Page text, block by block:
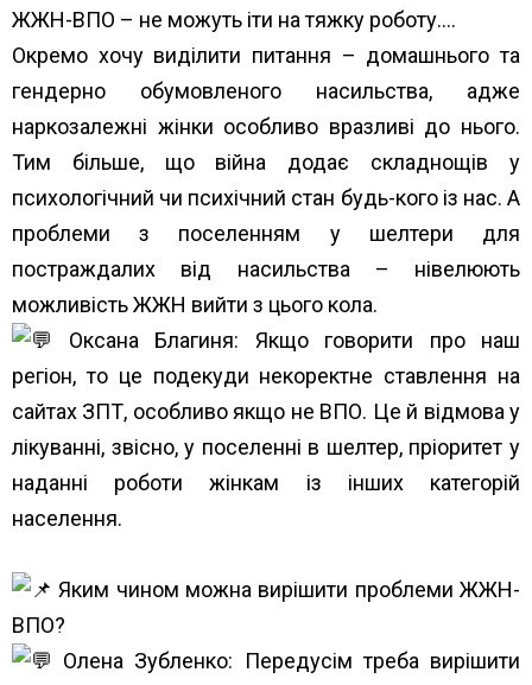
ЖЖН-ВПО – не можуть іти на тяжку роботу….
Окремо хочу виділити питання – домашнього та
гендерно обумовленого насильства, адже
наркозалежні жінки особливо вразливі до нього.
Тим більше, що війна додає складнощів у
психологічний чи психічний стан будь-кого із нас. А
проблеми з поселенням у шелтери для
постраждалих від насильства – нівелюють
можливість ЖЖН вийти з цього кола.
Оксана Благиня: Якщо говорити про наш
регіон, то це подекуди некоректне ставлення на
сайтах ЗПТ, особливо якщо не ВПО. Це й відмова у
лікуванні, звісно, у поселенні в шелтер, пріоритет у
наданні роботи жінкам із інших категорій
населення.
Яким чином можна вирішити проблеми ЖЖН-
ВПО?
Олена Зубленко: Передусім треба вирішити